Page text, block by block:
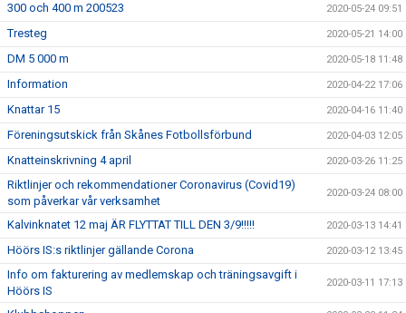
300 och 400 m 200523 2020-05-24 09:51
Tresteg 2020-05-21 14:00
DM 5 000 m 2020-05-18 11:48
Information 2020-04-22 17:06
Knattar 15 2020-04-16 11:40
Föreningsutskick från Skånes Fotbollsförbund 2020-04-03 12:05
Knatteinskrivning 4 april 2020-03-26 11:25
Riktlinjer och rekommendationer Coronavirus (Covid19)
som påverkar vår verksamhet
2020-03-24 08:00
Kalvinknatet 12 maj ÄR FLYTTAT TILL DEN 3/9!!!!! 2020-03-13 14:41
Höörs IS:s riktlinjer gällande Corona 2020-03-12 13:45
Info om fakturering av medlemskap och träningsavgift i
Höörs IS
2020-03-11 17:13